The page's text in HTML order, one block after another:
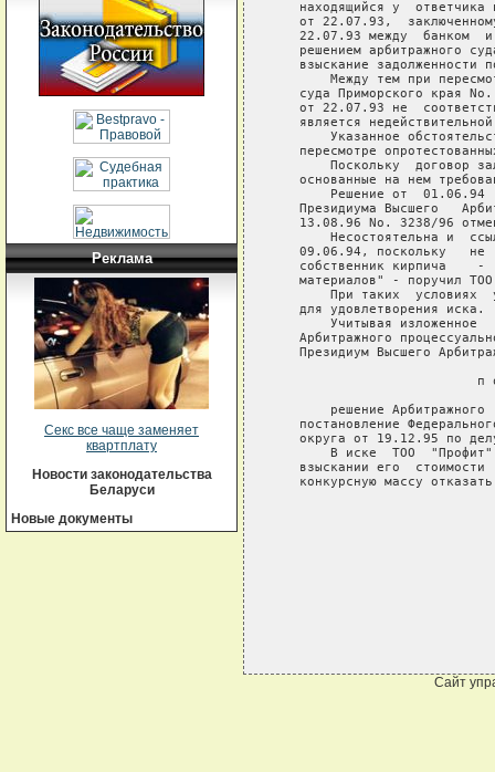
Реклама
Секс все чаще заменяет
квартплату
Новости законодательства
Беларуси
Новые документы
находящийся у  ответчика
от 22.07.93,
22.07.93 между  банком
решением арбитражного
взыскание задолженности
Между тем при
суда Приморского края
от 22.07.93 не
является
Указанное
пересмотре
Поскольку  договор
основанные на нем
Решение от  01.06.94
Президиума Высшего
13.08.96 No. 3238/96
Несостоятельна и
09.06.94, поскольку   не
собственник кирпича    -
материалов" - поручил
При таких  условиях
   для удовлетворения иска.
Учитывая изложенное
Арбитражного
Президиум Высшего
п
решение Арбитражного
постановление
округа от 19.12.95 по
В иске  ТОО
взыскании его  стоимости
конкурсную массу
Сайт